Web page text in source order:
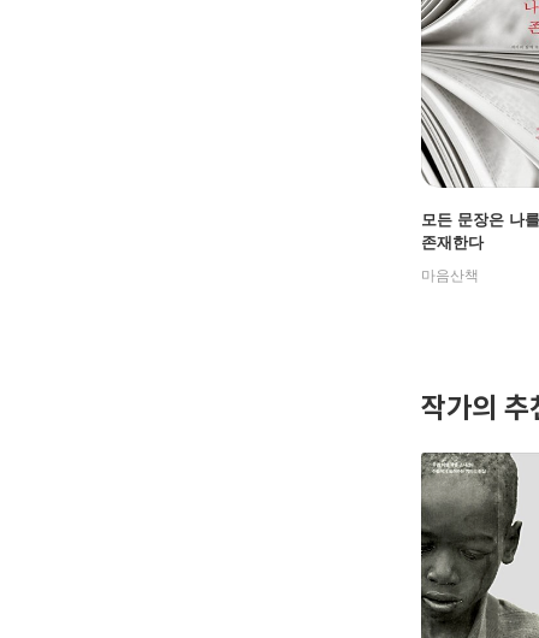
모든 문장은 나
존재한다
마음산책
작가의 추